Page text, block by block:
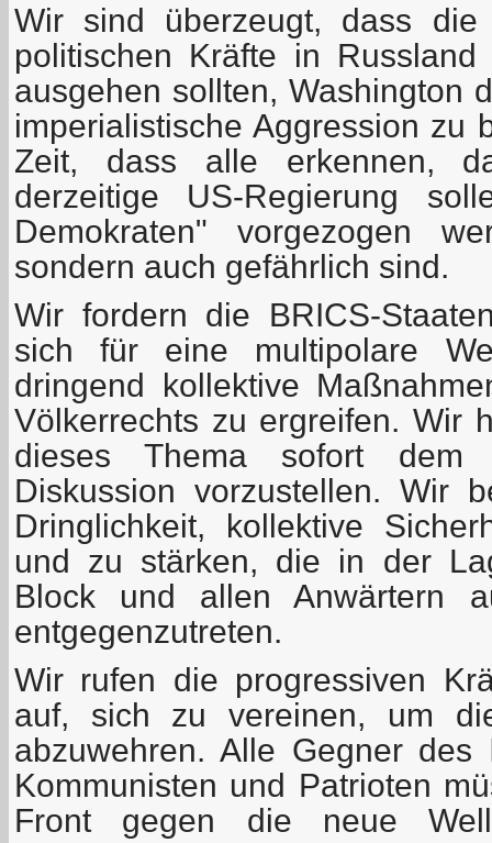
Wir sind überzeugt, dass
politischen Kräfte in
ausgehen sollten, Washington
imperialistische Aggression zu
Zeit, dass alle erkennen,
derzeitige US-Regierung
Demokraten" vorgezogen
sondern auch gefährlich sind.
Wir fordern die BRICS-
sich für eine multipolare
dringend kollektive
Völkerrechts zu ergreifen. Wir
dieses Thema sofort dem
Diskussion vorzustellen. Wir
Dringlichkeit, kollektive
und zu stärken, die in der
Block und allen Anwärtern
entgegenzutreten.
Wir rufen die progressiven
auf, sich zu vereinen, um
abzuwehren. Alle Gegner des
Kommunisten und Patrioten
Front gegen die neue